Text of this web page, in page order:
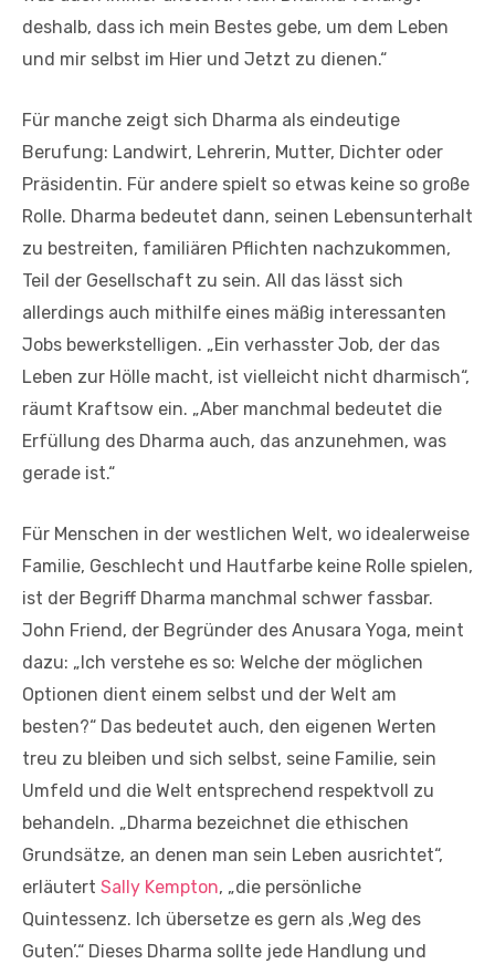
deshalb, dass ich mein Bestes gebe, um dem Leben
und mir selbst im Hier und Jetzt zu dienen.“
Für manche zeigt sich Dharma als eindeutige
Berufung: Landwirt, Lehrerin, Mutter, Dichter oder
Präsidentin. Für andere spielt so etwas keine so große
Rolle. Dharma bedeutet dann, seinen Lebensunterhalt
zu bestreiten, familiären Pflichten nachzukommen,
Teil der Gesellschaft zu sein. All das lässt sich
allerdings auch mithilfe eines mäßig interessanten
Jobs bewerkstelligen. „Ein verhasster Job, der das
Leben zur Hölle macht, ist vielleicht nicht dharmisch“,
räumt Kraftsow ein. „Aber manchmal bedeutet die
Erfüllung des Dharma auch, das anzunehmen, was
gerade ist.“
Für Menschen in der westlichen Welt, wo idea­lerweise
Familie, Geschlecht und Hautfarbe keine Rolle spielen,
ist der Begriff Dharma manchmal schwer fassbar.
John Friend, der Begründer des Anusara Yoga, meint
dazu: „Ich verstehe es so: Welche der möglichen
Optionen dient einem selbst und der Welt am
besten?“ Das bedeutet auch, den eigenen Werten
treu zu bleiben und sich selbst, seine Familie, sein
Umfeld und die Welt entsprechend respektvoll zu
behandeln. „Dharma bezeichnet die ethischen
Grundsätze, an denen man sein Leben ausrichtet“,
erläutert Sally Kempton, „die persönliche
Quintessenz. Ich übersetze es gern als ‚Weg des
Guten’.“ Dieses Dharma sollte jede Handlung und